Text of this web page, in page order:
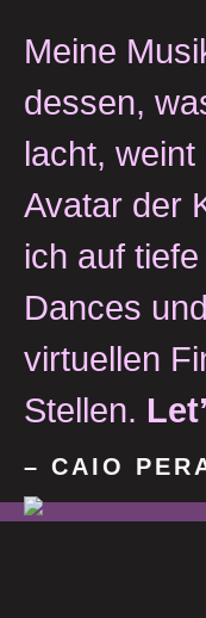
Meine
dessen,
lacht,
Avatar der
ich auf
Dances
virtuellen
Stellen.
– CAIO